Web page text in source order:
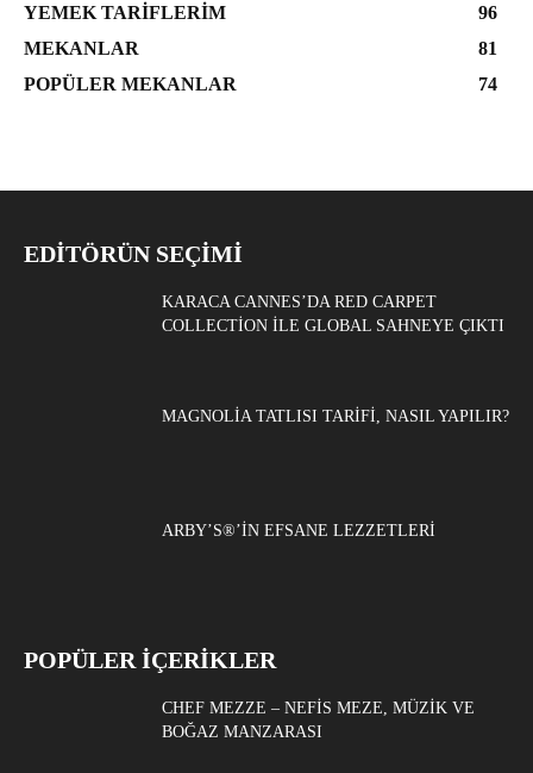
YEMEK TARIFLERIM
96
MEKANLAR
81
POPÜLER MEKANLAR
74
EDITÖRÜN SEÇIMI
KARACA CANNES’DA RED CARPET
COLLECTION ILE GLOBAL SAHNEYE ÇIKTI
MAGNOLIA TATLISI TARIFI, NASIL YAPILIR?
ARBY’S®’IN EFSANE LEZZETLERI
POPÜLER İÇERİKLER
CHEF MEZZE – NEFIS MEZE, MÜZIK VE
BOĞAZ MANZARASI